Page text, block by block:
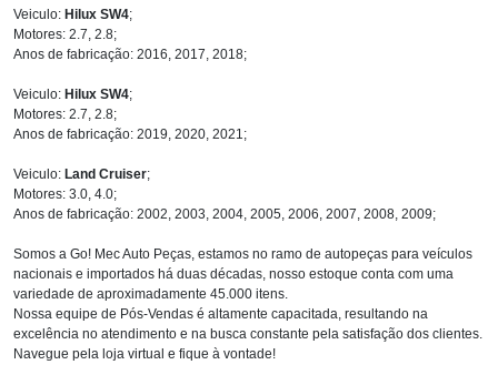
Veiculo: Hilux SW4;
Motores: 2.7, 2.8;
Anos de fabricação: 2016, 2017, 2018;
Veiculo: Hilux SW4;
Motores: 2.7, 2.8;
Anos de fabricação: 2019, 2020, 2021;
Veiculo: Land Cruiser;
Motores: 3.0, 4.0;
Anos de fabricação: 2002, 2003, 2004, 2005, 2006, 2007, 2008, 2009;
Somos a Go! Mec Auto Peças, estamos no ramo de autopeças para veículos
nacionais e importados há duas décadas, nosso estoque conta com uma
variedade de aproximadamente 45.000 itens.
Nossa equipe de Pós-Vendas é altamente capacitada, resultando na
excelência no atendimento e na busca constante pela satisfação dos clientes.
Navegue pela loja virtual e fique à vontade!